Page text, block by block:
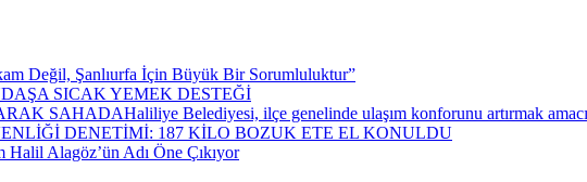
Değil, Şanlıurfa İçin Büyük Bir Sorumluluktur”
SICAK YEMEK DESTEĞİ
Belediyesi, ilçe genelinde ulaşım konforunu artırmak amacıyla
DENETİMİ: 187 KİLO BOZUK ETE EL KONULDU
Halil Alagöz’ün Adı Öne Çıkıyor